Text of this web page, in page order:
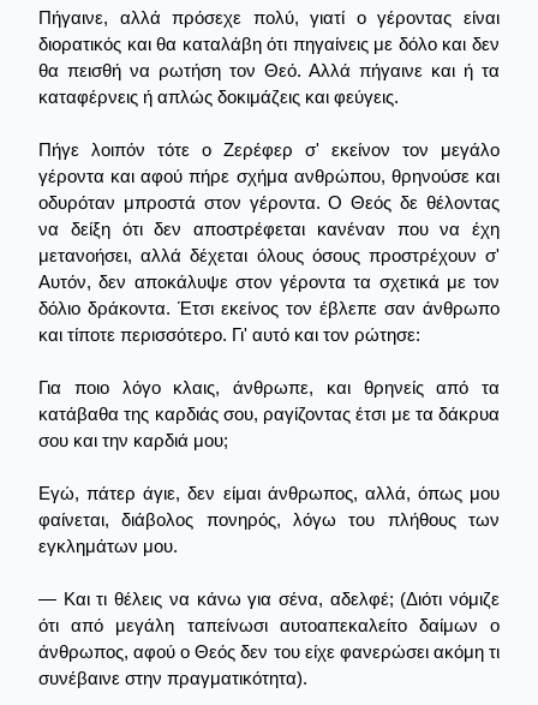
Πήγαινε, αλλά πρόσεχε πολύ, γιατί ο γέροντας είναι
διορατικός και θα καταλάβη ότι πηγαίνεις με δόλο και δεν
θα πεισθή να ρωτήση τον Θεό. Αλλά πήγαινε και ή τα
καταφέρνεις ή απλώς δοκιμάζεις και φεύγεις.
Πήγε λοιπόν τότε ο Ζερέφερ σ' εκείνον τον μεγάλο
γέροντα και αφού πήρε σχήμα ανθρώπου, θρηνούσε και
οδυρόταν μπροστά στον γέροντα. Ο Θεός δε θέλοντας
να δείξη ότι δεν αποστρέφεται κανέναν που να έχη
μετανοήσει, αλλά δέχεται όλους όσους προστρέχουν σ'
Αυτόν, δεν αποκάλυψε στον γέροντα τα σχετικά με τον
δόλιο δράκοντα. Έτσι εκείνος τον έβλεπε σαν άνθρωπο
και τίποτε περισσότερο. Γι' αυτό και τον ρώτησε:
Για ποιο λόγο κλαις, άνθρωπε, και θρηνείς από τα
κατάβαθα της καρδιάς σου, ραγίζοντας έτσι με τα δάκρυα
σου και την καρδιά μου;
Εγώ, πάτερ άγιε, δεν είμαι άνθρωπος, αλλά, όπως μου
φαίνεται, διάβολος πονηρός, λόγω του πλήθους των
εγκλημάτων μου.
— Και τι θέλεις να κάνω για σένα, αδελφέ; (Διότι νόμιζε
ότι από μεγάλη ταπείνωσι αυτοαπεκαλείτο δαίμων ο
άνθρωπος, αφού ο Θεός δεν του είχε φανερώσει ακόμη τι
συνέβαινε στην πραγματικότητα).